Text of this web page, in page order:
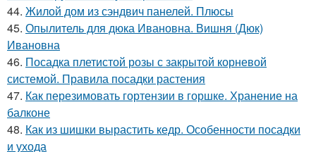
44. Жилой дом из сэндвич панелей. Плюсы
45. Опылитель для дюка Ивановна. Вишня (Дюк)
Ивановна
46. Посадка плетистой розы с закрытой корневой
системой. Правила посадки растения
47. Как перезимовать гортензии в горшке. Хранение на
балконе
48. Как из шишки вырастить кедр. Особенности посадки
и ухода